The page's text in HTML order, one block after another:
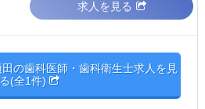
求人を見る
の歯科医師・歯科衛生士求人を見
る(全1件)